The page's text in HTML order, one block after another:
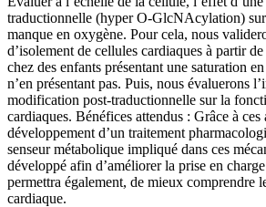
traductionnelle (hyper O-GlcNAcylation) sur
manque en oxygène. Pour cela, nous
d’isolement de cellules cardiaques à partir
chez des enfants présentant une saturation
n’en présentant pas. Puis, nous évaluerons
modification post-traductionnelle sur la
cardiaques. Bénéfices attendus : Grâce à ces
développement d’un traitement
senseur métabolique impliqué dans ces
développé afin d’améliorer la prise en
permettra également, de mieux comprendre
cardiaque.